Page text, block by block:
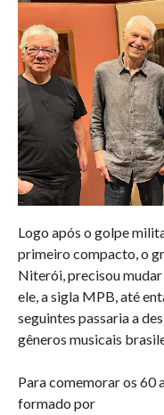
Logo após o golpe
primeiro compacto, o
Niterói, precisou mudar
ele, a sigla MPB, até
seguintes passaria a
gêneros musicais
Para comemorar os 60
formado por